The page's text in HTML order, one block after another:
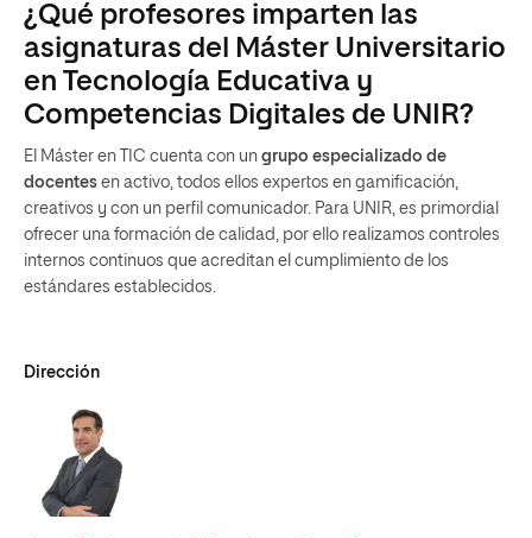
¿Qué profesores imparten las
asignaturas del Máster Universitario
en Tecnología Educativa y
Competencias Digitales de UNIR?
El Máster en TIC cuenta con un grupo especializado de
docentes en activo, todos ellos expertos en gamificación,
creativos y con un perfil comunicador. Para UNIR, es primordial
ofrecer una formación de calidad, por ello realizamos controles
internos continuos que acreditan el cumplimiento de los
estándares establecidos.
Dirección